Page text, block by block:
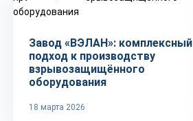
Завод «ВЭЛАН»: комплексный
подход к производству
взрывозащищённого
оборудования
18 марта 2026